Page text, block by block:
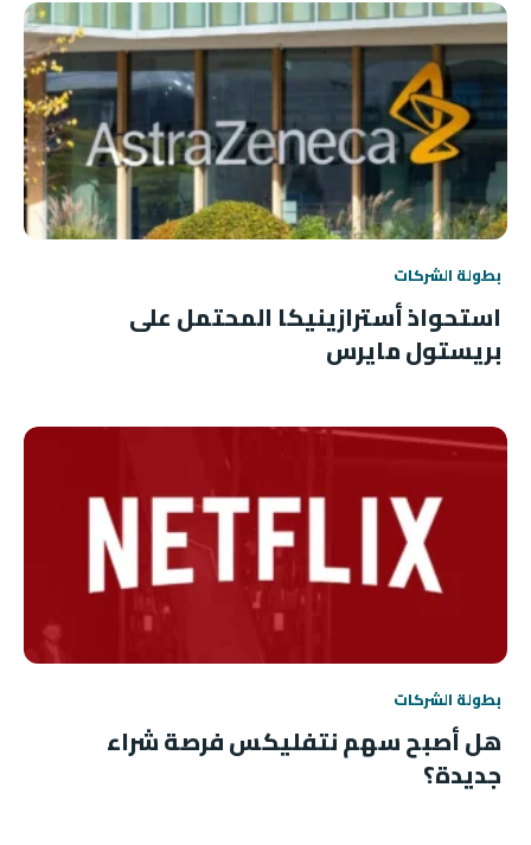
بطولة الشركات
استحواذ أسترازينيكا المحتمل على
بريستول مايرس
بطولة الشركات
هل أصبح سهم نتفليكس فرصة شراء
جديدة؟